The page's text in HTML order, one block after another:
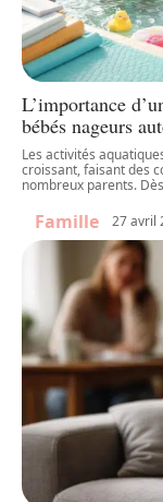
L’importance
bébés nageurs
Les activités
croissant, faisant des
nombreux parents. Dès
Famille 27 avril